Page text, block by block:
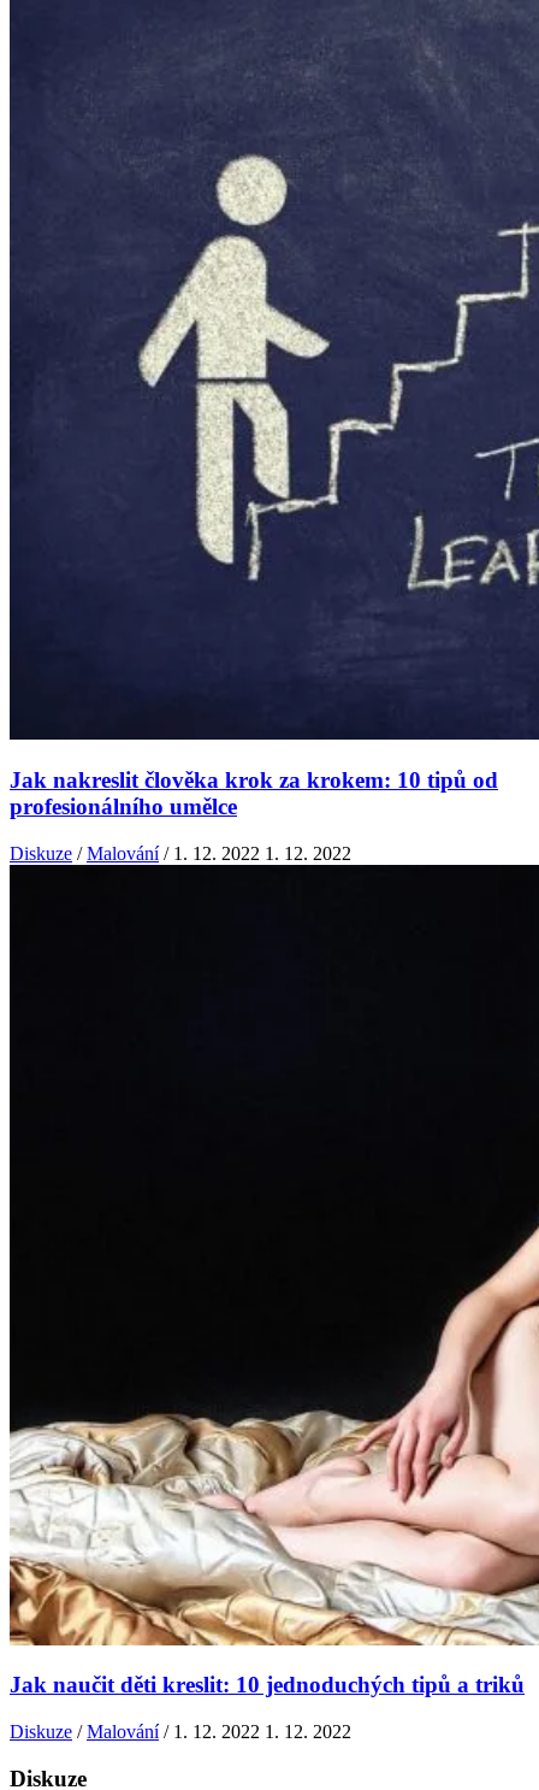
Jak nakreslit člověka krok za krokem: 10 tipů od
profesionálního umělce
Diskuze /Malování/ 1. 12. 2022 1. 12. 2022
Jak naučit děti kreslit: 10 jednoduchých tipů a triků
Diskuze /Malování/ 1. 12. 2022 1. 12. 2022
Diskuze